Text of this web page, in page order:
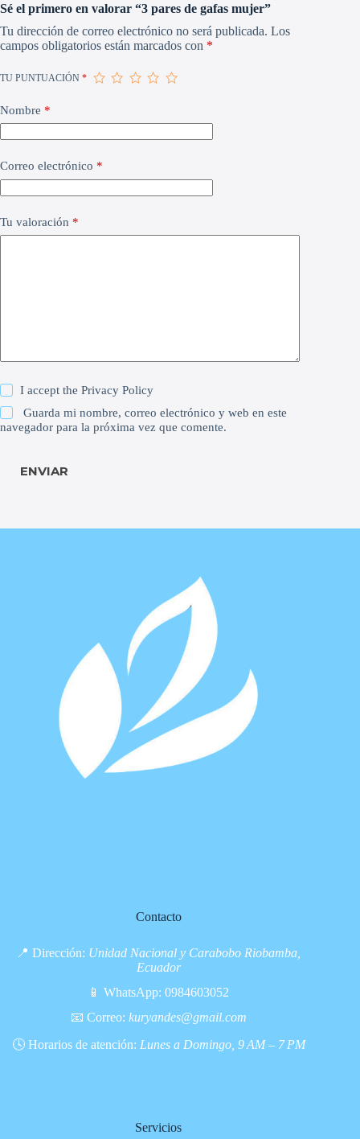
Sé el primero en valorar “3 pares de gafas mujer”
Tu dirección de correo electrónico no será publicada. Los
campos obligatorios están marcados con *
TU PUNTUACIÓN *
Nombre *
Correo electrónico *
Tu valoración *
I accept thePrivacy Policy
Guarda mi nombre, correo electrónico y web en este
navegador para la próxima vez que comente.
ENVIAR
Contacto
📍 Dirección: Unidad Nacional y Carabobo Riobamba,
Ecuador
📱 WhatsApp:0984603052
📧 Correo: kuryandes@gmail.com
🕓 Horarios de atención: Lunes a Domingo, 9 AM – 7 PM
Servicios